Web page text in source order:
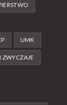
UMK
ZWYCZAJE